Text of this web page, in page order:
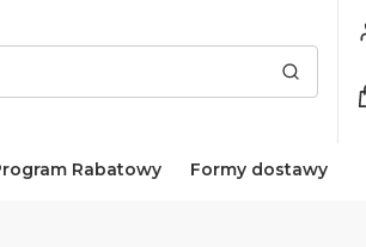
WyczyśćSzukaj
Rabatowy Formy dostawy